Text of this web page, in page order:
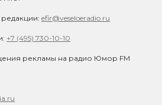
efir@veseloeradio.ru
+7 (495) 730-10-10
рекламы на радио Юмор FM